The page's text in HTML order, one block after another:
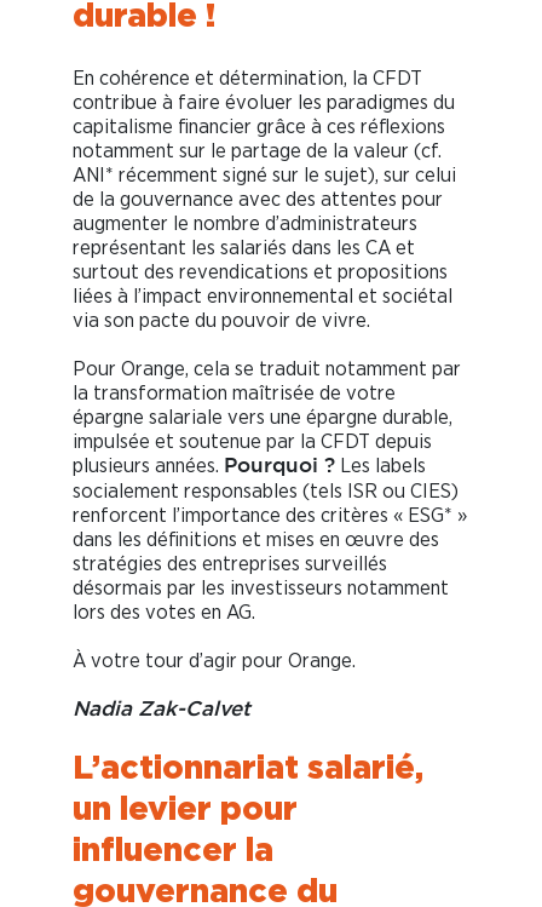
durable !
En cohérence et détermination, la CFDT
contribue à faire évoluer les paradigmes du
capitalisme financier grâce à ces réflexions
notamment sur le partage de la valeur (cf.
ANI* récemment signé sur le sujet), sur celui
de la gouvernance avec des attentes pour
augmenter le nombre d’administrateurs
représentant les salariés dans les CA et
surtout des revendications et propositions
liées à l’impact environnemental et sociétal
via son pacte du pouvoir de vivre.
Pour Orange, cela se traduit notamment par
la transformation maîtrisée de votre
épargne salariale vers une épargne durable,
impulsée et soutenue par la CFDT depuis
plusieurs années. Pourquoi ? Les labels
socialement responsables (tels ISR ou CIES)
renforcent l’importance des critères « ESG* »
dans les définitions et mises en œuvre des
stratégies des entreprises surveillés
désormais par les investisseurs notamment
lors des votes en AG.
À votre tour d’agir pour Orange.
Nadia Zak-Calvet
L’actionnariat salarié,
un levier pour
influencer la
gouvernance du